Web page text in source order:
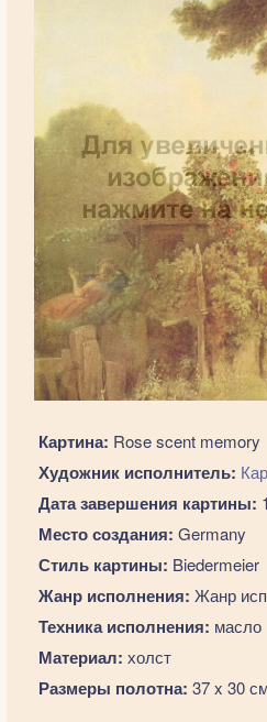
Картина: Rose scent memory
Художник исполнитель:
Дата завершения картины:
Место создания: Germany
Стиль картины: Biedermeier
Жанр исполнения: Жанр
Техника исполнения: масло
Материал: холст
Размеры полотна: 37 x 30